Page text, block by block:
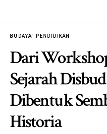
BUDAYA PENDIDIKAN
Dari
Sejarah
Dibentuk
Historia